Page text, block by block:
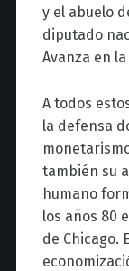
y el abuelo
diputado
Avanza en
A todos
la defensa
también su
humano
los años 80
de Chicago.